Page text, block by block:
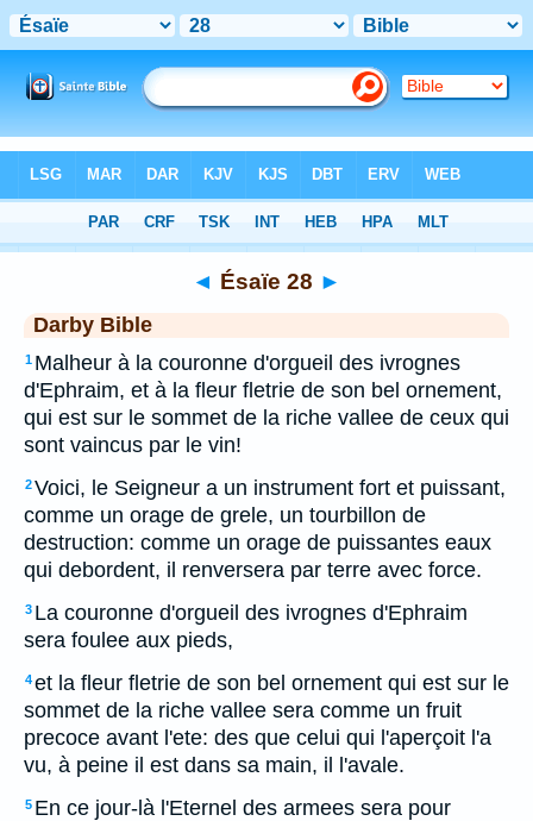
> Ésaïe 28
◄ Ésaïe 28 ►
Darby Bible
1 Malheur à la couronne d'orgueil des ivrognes
d'Ephraim, et à la fleur fletrie de son bel ornement,
qui est sur le sommet de la riche vallee de ceux qui
sont vaincus par le vin!
2Voici, le Seigneur a un instrument fort et puissant,
comme un orage de grele, un tourbillon de
destruction: comme un orage de puissantes eaux
qui debordent, il renversera par terre avec force.
3 La couronne d'orgueil des ivrognes d'Ephraim
sera foulee aux pieds,
4et la fleur fletrie de son bel ornement qui est sur le
sommet de la riche vallee sera comme un fruit
precoce avant l'ete: des que celui qui l'aperçoit l'a
vu, à peine il est dans sa main, il l'avale.
5 En ce jour-là l'Eternel des armees sera pour